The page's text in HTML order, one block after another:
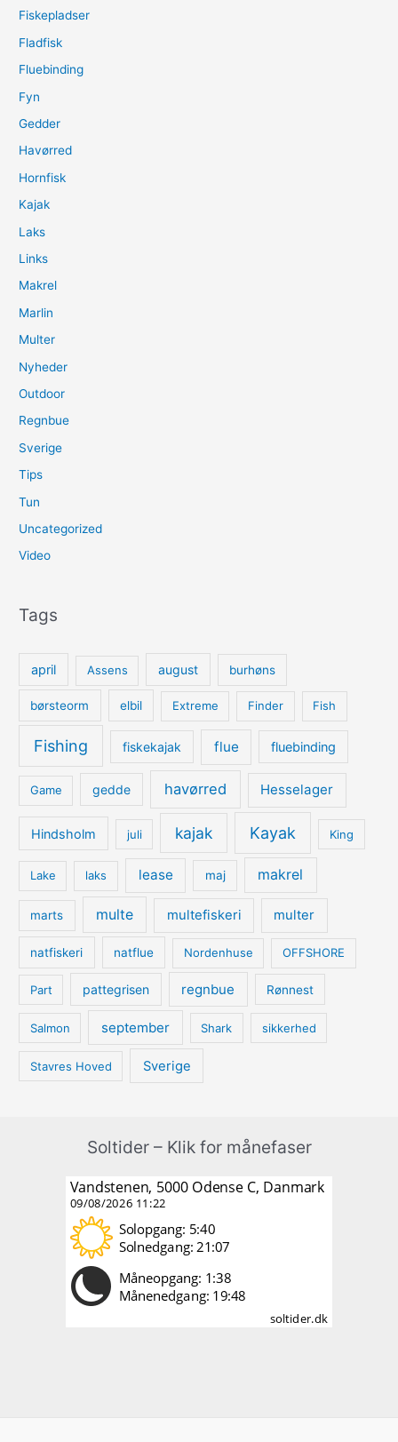
Fiskepladser
Fladfisk
Fluebinding
Fyn
Gedder
Havørred
Hornfisk
Kajak
Laks
Links
Makrel
Marlin
Multer
Nyheder
Outdoor
Regnbue
Sverige
Tips
Tun
Uncategorized
Video
Tags
april Assens august burhøns
børsteorm elbil Extreme Finder Fish
Fishing fiskekajak flue fluebinding
Game gedde havørred Hesselager
Hindsholm juli kajak Kayak King
Lake laks lease maj makrel
marts multe multefiskeri multer
natfiskeri natflue Nordenhuse OFFSHORE
Part pattegrisen regnbue Rønnest
Salmon september Shark sikkerhed
Stavres Hoved Sverige
Soltider – Klik for månefaser